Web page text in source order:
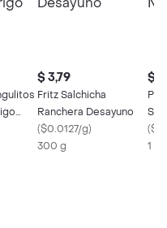
$ 3,79
Fritz Salchicha
Ranchera Desayuno
($0.0127/g)
300 g
$
(
1 X